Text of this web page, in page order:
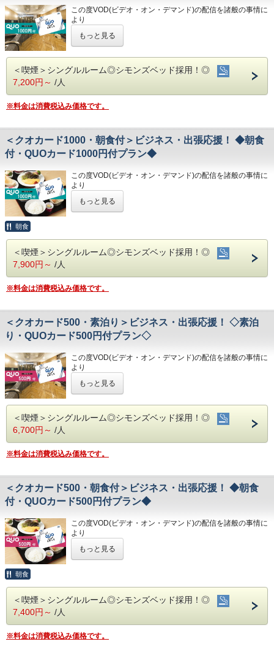
・24時間フロント対応
・JR高知駅…徒歩5分
・高知IC…車で約10分
・高知龍馬空港…車で約25分
20分
・繁華街…徒歩約15分/はりまや橋…徒歩約10分
第30番札所 善楽寺…車で約15分
第31番札所 竹林寺…車で約20分
第33番札所 雪蹊寺…車で約20分
(700円/泊 ※車輌の大きさによって料金が異なります)
※大型車をご利用の場合は必ずご連絡ください
※駐車場は先着順になります
※満車の場合はホテル近くのコインパーキングをご案内いた
します
◇その他サービス◇
・全館無料Wi-Fi対応
・VOD(ビデオオンデマンド)設置(500円/泊)
・各種無料貸出グッズ
・レンタルサイクル
◇アクセス◇
・JR高知駅…徒歩5分
・高知龍馬空港…車で約25分
◇周辺観光◇
・高知城、高知城歴史博物館、ひろめ市場、日曜市…徒歩約
20分
第30番札所 善楽寺…車で約15分
第31番札所 竹林寺…車で約20分
◇ご朝食◇
和食・洋食お好きな方をお選びください♪
お米は高知のブランド米を使用しており、なんとお替り自由
♪
旅の疲れを癒して下さい。男湯にはサウナも完備♪
営業時間
・男女大浴場/15:00～25:00/6:00～9:00
・男性用サウナ/15:00～24:00
◇駐車場◇
・大型トラックやバスも駐車可能な専用平置き駐車場台37
完備。
※駐車場は先着順になります
※満車の場合はホテル近くのコインパーキングをご案内いた
◇その他サービス◇
・全館無料Wi-Fi対応
・VOD(ビデオオンデマンド)設置(500円/泊)
・各種無料貸出グッズ
・レンタルサイクル
・24時間フロント対応
◇アクセス◇
・JR高知駅…徒歩5分
・高知龍馬空港…車で約25分
◇周辺観光◇
・高知城、高知城歴史博物館、ひろめ市場、日曜市…徒歩約
・お遍路(四国八十八ヶ所)
第30番札所 善楽寺…車で約15分
第33番札所 雪蹊寺…車で約20分
この度VOD(ビデオ・オン・デマンド)の配信を諸般の事情に
より
りました。
今までご愛顧いただき、誠にありがとうございました。
何卒ご理解を賜りますようお願い申し上げます。
☆港屋自慢のサービス・ベッド・大浴場でおくつろぎくださ
い☆
★☆ひと目で分かる！ホテル港屋の５つの特徴☆★
①心のこもったアットホームなお客さま対応
②JR高知駅から徒歩5分の好立地!
③良質の睡眠をご提供!シモンズ社製ベッドを全洋室に採用
浴可能
男湯にはサウナも!
⑤ホテルに隣接した平置き駐車場!大型車やバスも駐車可能
◇お風呂◇
広々とした大浴場は一日の疲れが癒やされると好評です!
営業時間
・男女大浴場/15:00～25:00/6:00～9:00
◇駐車場◇
・大型トラックやバスも駐車可能な専用平置き駐車場37台
(700円/泊 ※車輌の大きさによって料金が異なります)
※大型車をご利用の場合は必ずご連絡ください
※駐車場は先着順になります
※満車の場合はホテル近くのコインパーキングをご案内いた
します
◇その他サービス◇
・全館無料Wi-Fi対応
・VOD(ビデオオンデマンド)設置(500円/泊)
・各種無料貸出グッズ
・レンタルサイクル
◇アクセス◇
・JR高知駅…徒歩5分
・高知龍馬空港…車で約25分
◇周辺観光◇
・高知城、高知城歴史博物館、ひろめ市場、日曜市…徒歩約
20分
第30番札所 善楽寺…車で約15分
第31番札所 竹林寺…車で約20分
もっと見る
＜喫煙＞シングルルーム◎シモンズベッド採用！◎
7,200円～ /人
※料金は消費税込み価格です。
＜クオカード1000・朝食付＞ビジネス・出張応援！ ◆朝食
付・QUOカード1000円付プラン◆
この度VOD(ビデオ・オン・デマンド)の配信を諸般の事情に
より
りました。
今までご愛顧いただき、誠にありがとうございました。
★こちらは朝食付きのプランとなります★
★港屋自慢の朝定食を食べて朝から元気にご出発ください★
★☆ひと目で分かる！ホテル港屋の５つの特徴☆★
①心のこもったアットホームなお客さま対応
③良質の睡眠をご提供!シモンズ社製ベッドを全洋室に採用
④広々とした男女大浴場!深夜は1時まで朝は6時00分から入
浴可能
男湯にはサウナも!
◇ご朝食◇
和食・洋食お好きな方をお選びください♪
お米は高知のブランド米を使用しており、なんとお替り自由
♪
旅の疲れを癒して下さい。男湯にはサウナも完備♪
営業時間
・男女大浴場/15:00～25:00/6:00～9:00
・男性用サウナ/15:00～24:00
◇駐車場◇
・大型トラックやバスも駐車可能な専用平置き駐車場37台
完備。
※駐車場は先着順になります
※満車の場合はホテル近くのコインパーキングをご案内いた
◇その他サービス◇
・全館無料Wi-Fi対応
もっと見る
朝食
＜喫煙＞シングルルーム◎シモンズベッド採用！◎
7,900円～ /人
※料金は消費税込み価格です。
＜クオカード500・素泊り＞ビジネス・出張応援！ ◇素泊
り・QUOカード500円付プラン◇
この度VOD(ビデオ・オン・デマンド)の配信を諸般の事情に
より
りました。
今までご愛顧いただき、誠にありがとうございました。
何卒ご理解を賜りますようお願い申し上げます。
☆港屋自慢のサービス・ベッド・大浴場でおくつろぎくださ
い☆
★☆ひと目で分かる！ホテル港屋の５つの特徴☆★
①心のこもったアットホームなお客さま対応
②JR高知駅から徒歩5分の好立地!
③良質の睡眠をご提供!シモンズ社製ベッドを全洋室に採用
浴可能
男湯にはサウナも!
⑤ホテルに隣接した平置き駐車場!大型車やバスも駐車可能
◇お風呂◇
広々とした大浴場は一日の疲れが癒やされると好評です!
営業時間
・男女大浴場/15:00～25:00/6:00～9:00
もっと見る
＜喫煙＞シングルルーム◎シモンズベッド採用！◎
6,700円～ /人
※料金は消費税込み価格です。
＜クオカード500・朝食付＞ビジネス・出張応援！ ◆朝食
付・QUOカード500円付プラン◆
この度VOD(ビデオ・オン・デマンド)の配信を諸般の事情に
より
りました。
今までご愛顧いただき、誠にありがとうございました。
★こちらは朝食付きのプランとなります★
★港屋自慢の朝定食を食べて朝から元気にご出発ください★
★☆ひと目で分かる！ホテル港屋の５つの特徴☆★
①心のこもったアットホームなお客さま対応
もっと見る
朝食
＜喫煙＞シングルルーム◎シモンズベッド採用！◎
7,400円～ /人
※料金は消費税込み価格です。